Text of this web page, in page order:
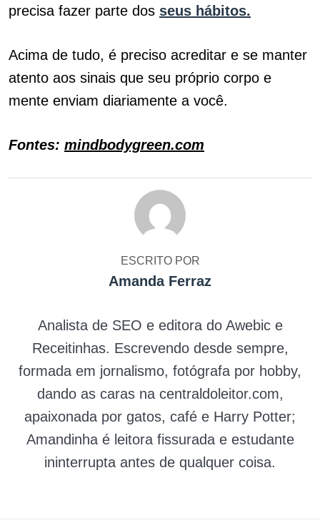
precisa fazer parte dos seus hábitos.
Acima de tudo, é preciso acreditar e se manter
atento aos sinais que seu próprio corpo e
mente enviam diariamente a você.
Fontes: mindbodygreen.com
ESCRITO POR
Amanda Ferraz
Analista de SEO e editora do Awebic e
Receitinhas. Escrevendo desde sempre,
formada em jornalismo, fotógrafa por hobby,
dando as caras na centraldoleitor.com,
apaixonada por gatos, café e Harry Potter;
Amandinha é leitora fissurada e estudante
ininterrupta antes de qualquer coisa.